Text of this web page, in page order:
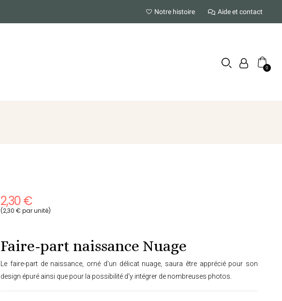
Notre histoire Aide et contact
2,30 €
(2,30 € par unité)
Faire-part naissance Nuage
Le faire-part de naissance, orné d'un délicat nuage, saura être apprécié pour son
design épuré ainsi que pour la possibilité d'y intégrer de nombreuses photos.